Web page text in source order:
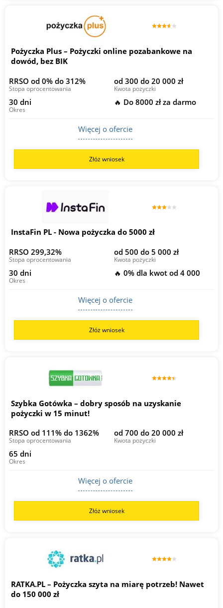
Pożyczka Plus – Pożyczki online pozabankowe na
dowód, bez BIK
RRSO od 0% do 312%
Stopa oprocentowania
od 300 do 20 000 zł
Kwota pożyczki
30 dni
Okres
🔥 Do 8000 zł za darmo
Więcej o ofercie
Złóż wniosek
InstaFin PL - Nowa pożyczka do 5000 zł
RRSO 299,32%
Stopa oprocentowania
od 500 do 5 000 zł
Kwota pożyczki
30 dni
Okres
🔥 0% dla kwot od 4 000
Więcej o ofercie
Złóż wniosek
Szybka Gotówka – dobry sposób na uzyskanie
pożyczki w 15 minut!
RRSO od 111% do 1362%
Stopa oprocentowania
od 700 do 20 000 zł
Kwota pożyczki
65 dni
Okres
Więcej o ofercie
Złóż wniosek
RATKA.PL – Pożyczka szyta na miarę potrzeb! Nawet
do 150 000 zł